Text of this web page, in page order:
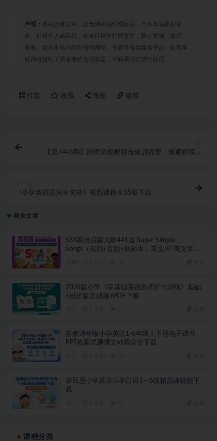
声明： 本站所有文章，如无特殊说明或标注，均为本站原创发
布。任何个人或组织，在未征得本站同意时，禁止复制、盗用、
采集、发布本站内容到任何网站、书籍等各类媒体平台。如若本
站内容侵犯了原著者的合法权益，可联系我们进行处理。
打赏 收藏 海报 链接
【第7446期】跨境老板财税合规训练营，规避财税风
《小学英语语法全突破》视频课程全35集下载
相关文章
SSS英语启蒙儿歌441首 Super Simple
Songs（视频+音频+歌词本，英文/中英文字
2026版小学《零基础英语跟读扩句训练》基础
+进阶版音视频+PDF下载
苏教译林版小学英语1-6年级上下册电子课件
PPT教案试题课文动画全套下载
学而思小学英语乐学口语1一6级精品课视频下
载
课程分类